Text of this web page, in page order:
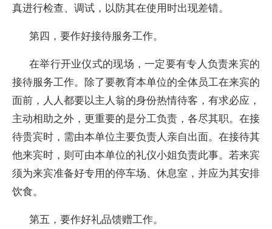
真进行检查、调试，以防其在使用时出现差错。
第四，要作好接待服务工作。
在举行开业仪式的现场，一定要有专人负责来宾的
接待服务工作。除了要教育本单位的全体员工在来宾的
面前，人人都要以主人翁的身份热情待客，有求必应，
主动相助之外，更重要的是分工负责，各尽其职。在接
待贵宾时，需由本单位主要负责人亲自出面。在接待其
他来宾时，则可由本单位的礼仪小姐负责此事。若来宾
须为来宾准备好专用的停车场、休息室，并应为其安排
饮食。
第五，要作好礼品馈赠工作。